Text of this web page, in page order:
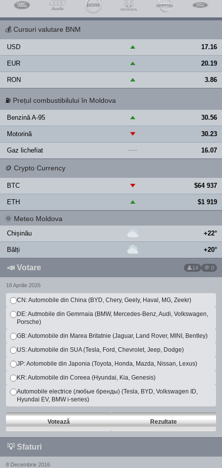
💰 Cursuri valutare BNM
USD ▲ 17.16
EUR ▲ 20.19
RON ▲ 3.86
⛽ Prețul combustibilului în Moldova
Benzină A-95 ▲ 30.56
Motorină ▼ 30.23
Gaz lichefiat — 16.07
🪙 Crypto Currency
BTC ▼ $64 937
ETH ▲ $1 919
🌞 Meteo Moldova
Chișinău +22°
Bălți +20°
📣 Votare 14 💬 0
18 Aprilie 2026
CN: Automobile din China (BYD, Chery, Geely, Haval, MG, Zeekr)
DE: Autmobile din Gemrnaia (BMW, Mercedes-Benz, Audi, Volkswagen,
Porsche)
GB: Automobile din Marea Britatnie (Jaguar, Land Rover, MINI, Bentley)
US: Automobile din SUA (Tesla, Ford, Chevrolet, Jeep, Dodge)
JP: Aotomobile din Japonia (Toyota, Honda, Mazda, Nissan, Lexus)
KR: Automobile din Coreea (Hyundai, Kia, Genesis)
Automobile electrice (любые бренды) (Tesla, BYD, Volkswagen ID,
Hyundai EV, BMW i-series)
Votează Rezultate
💡 Sfaturi
8 Decembrie 2016